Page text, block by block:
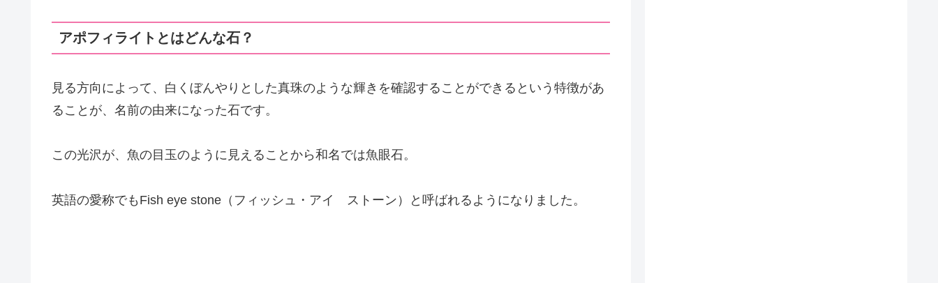
アポフィライトとはどんな石？
見る方向によって、白くぼんやりとした真珠のような輝きを確認することができるという特徴があ
ることが、名前の由来になった石です。
この光沢が、魚の目玉のように見えることから和名では魚眼石。
英語の愛称でもFish eye stone（フィッシュ・アイ ストーン）と呼ばれるようになりました。